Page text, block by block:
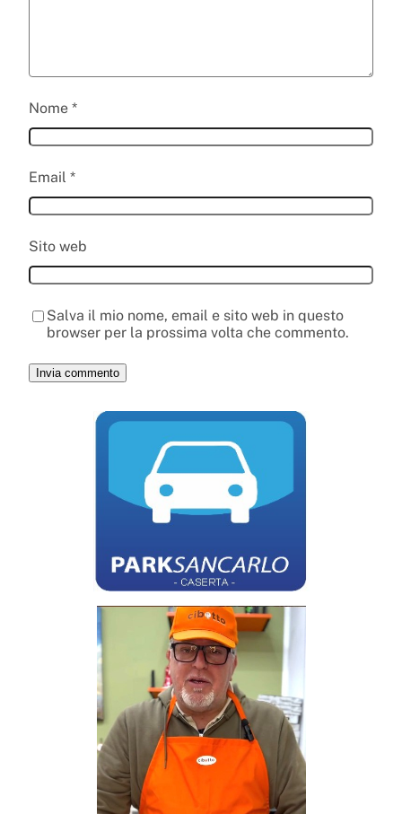
Nome *
Email *
Sito web
Salva il mio nome, email e sito web in questo
browser per la prossima volta che commento.